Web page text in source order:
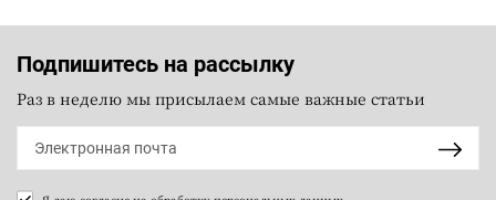
Подпишитесь на рассылку
Раз в неделю мы присылаем самые важные статьи